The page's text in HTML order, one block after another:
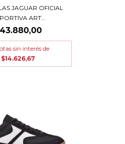
JAGUAR OFICIAL
ART...
sin interés de
$14.626,67